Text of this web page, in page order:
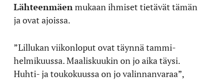
Lähteenmäen mukaan ihmiset tietävät tämän
ja ovat ajoissa.
”Lillukan viikonloput ovat täynnä tammi-
helmikuussa. Maaliskuukin on jo aika täysi.
Huhti- ja toukokuussa on jo valinnanvaraa”,